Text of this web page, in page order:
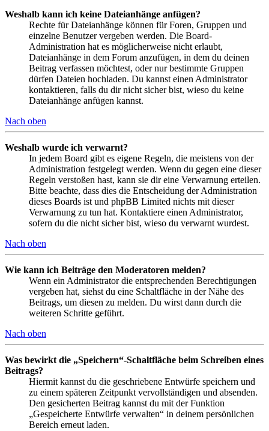
Weshalb kann ich keine Dateianhänge anfügen?
Rechte für Dateianhänge können für Foren, Gruppen und
einzelne Benutzer vergeben werden. Die Board-
Administration hat es möglicherweise nicht erlaubt,
Dateianhänge in dem Forum anzufügen, in dem du deinen
Beitrag verfassen möchtest, oder nur bestimmte Gruppen
dürfen Dateien hochladen. Du kannst einen Administrator
kontaktieren, falls du dir nicht sicher bist, wieso du keine
Dateianhänge anfügen kannst.
Nach oben
Weshalb wurde ich verwarnt?
In jedem Board gibt es eigene Regeln, die meistens von der
Administration festgelegt werden. Wenn du gegen eine dieser
Regeln verstoßen hast, kann sie dir eine Verwarnung erteilen.
Bitte beachte, dass dies die Entscheidung der Administration
dieses Boards ist und phpBB Limited nichts mit dieser
Verwarnung zu tun hat. Kontaktiere einen Administrator,
sofern du die nicht sicher bist, wieso du verwarnt wurdest.
Nach oben
Wie kann ich Beiträge den Moderatoren melden?
Wenn ein Administrator die entsprechenden Berechtigungen
vergeben hat, siehst du eine Schaltfläche in der Nähe des
Beitrags, um diesen zu melden. Du wirst dann durch die
weiteren Schritte geführt.
Nach oben
Was bewirkt die „Speichern“-Schaltfläche beim Schreiben eines
Beitrags?
Hiermit kannst du die geschriebene Entwürfe speichern und
zu einem späteren Zeitpunkt vervollständigen und absenden.
Den gesicherten Beitrag kannst du mit der Funktion
„Gespeicherte Entwürfe verwalten“ in deinem persönlichen
Bereich erneut laden.